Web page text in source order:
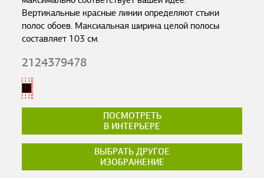
Вертикальные красные линии определяют стыки
полос обоев. Максиальная ширина целой полосы
составляет 103 см.
2124379478
ПОСМОТРЕТЬ
В ИНТЕРЬЕРЕ
ВЫБРАТЬ ДРУГОЕ
ИЗОБРАЖЕНИЕ